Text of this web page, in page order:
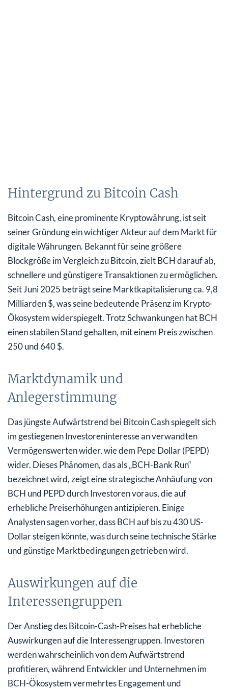
Hintergrund zu Bitcoin Cash
Bitcoin Cash, eine prominente Kryptowährung, ist seit
seiner Gründung ein wichtiger Akteur auf dem Markt für
digitale Währungen. Bekannt für seine größere
Blockgröße im Vergleich zu Bitcoin, zielt BCH darauf ab,
schnellere und günstigere Transaktionen zu ermöglichen.
Seit Juni 2025 beträgt seine Marktkapitalisierung ca. 9,8
Milliarden $, was seine bedeutende Präsenz im Krypto-
Ökosystem widerspiegelt. Trotz Schwankungen hat BCH
einen stabilen Stand gehalten, mit einem Preis zwischen
250 und 640 $.
Marktdynamik und
Anlegerstimmung
Das jüngste Aufwärtstrend bei Bitcoin Cash spiegelt sich
im gestiegenen Investoreninteresse an verwandten
Vermögenswerten wider, wie dem Pepe Dollar (PEPD)
wider. Dieses Phänomen, das als „BCH-Bank Run“
bezeichnet wird, zeigt eine strategische Anhäufung von
BCH und PEPD durch Investoren voraus, die auf
erhebliche Preiserhöhungen antizipieren. Einige
Analysten sagen vorher, dass BCH auf bis zu 430 US-
Dollar steigen könnte, was durch seine technische Stärke
und günstige Marktbedingungen getrieben wird.
Auswirkungen auf die
Interessengruppen
Der Anstieg des Bitcoin-Cash-Preises hat erhebliche
Auswirkungen auf die Interessengruppen. Investoren
werden wahrscheinlich von dem Aufwärtstrend
profitieren, während Entwickler und Unternehmen im
BCH-Ökosystem vermehrtes Engagement und